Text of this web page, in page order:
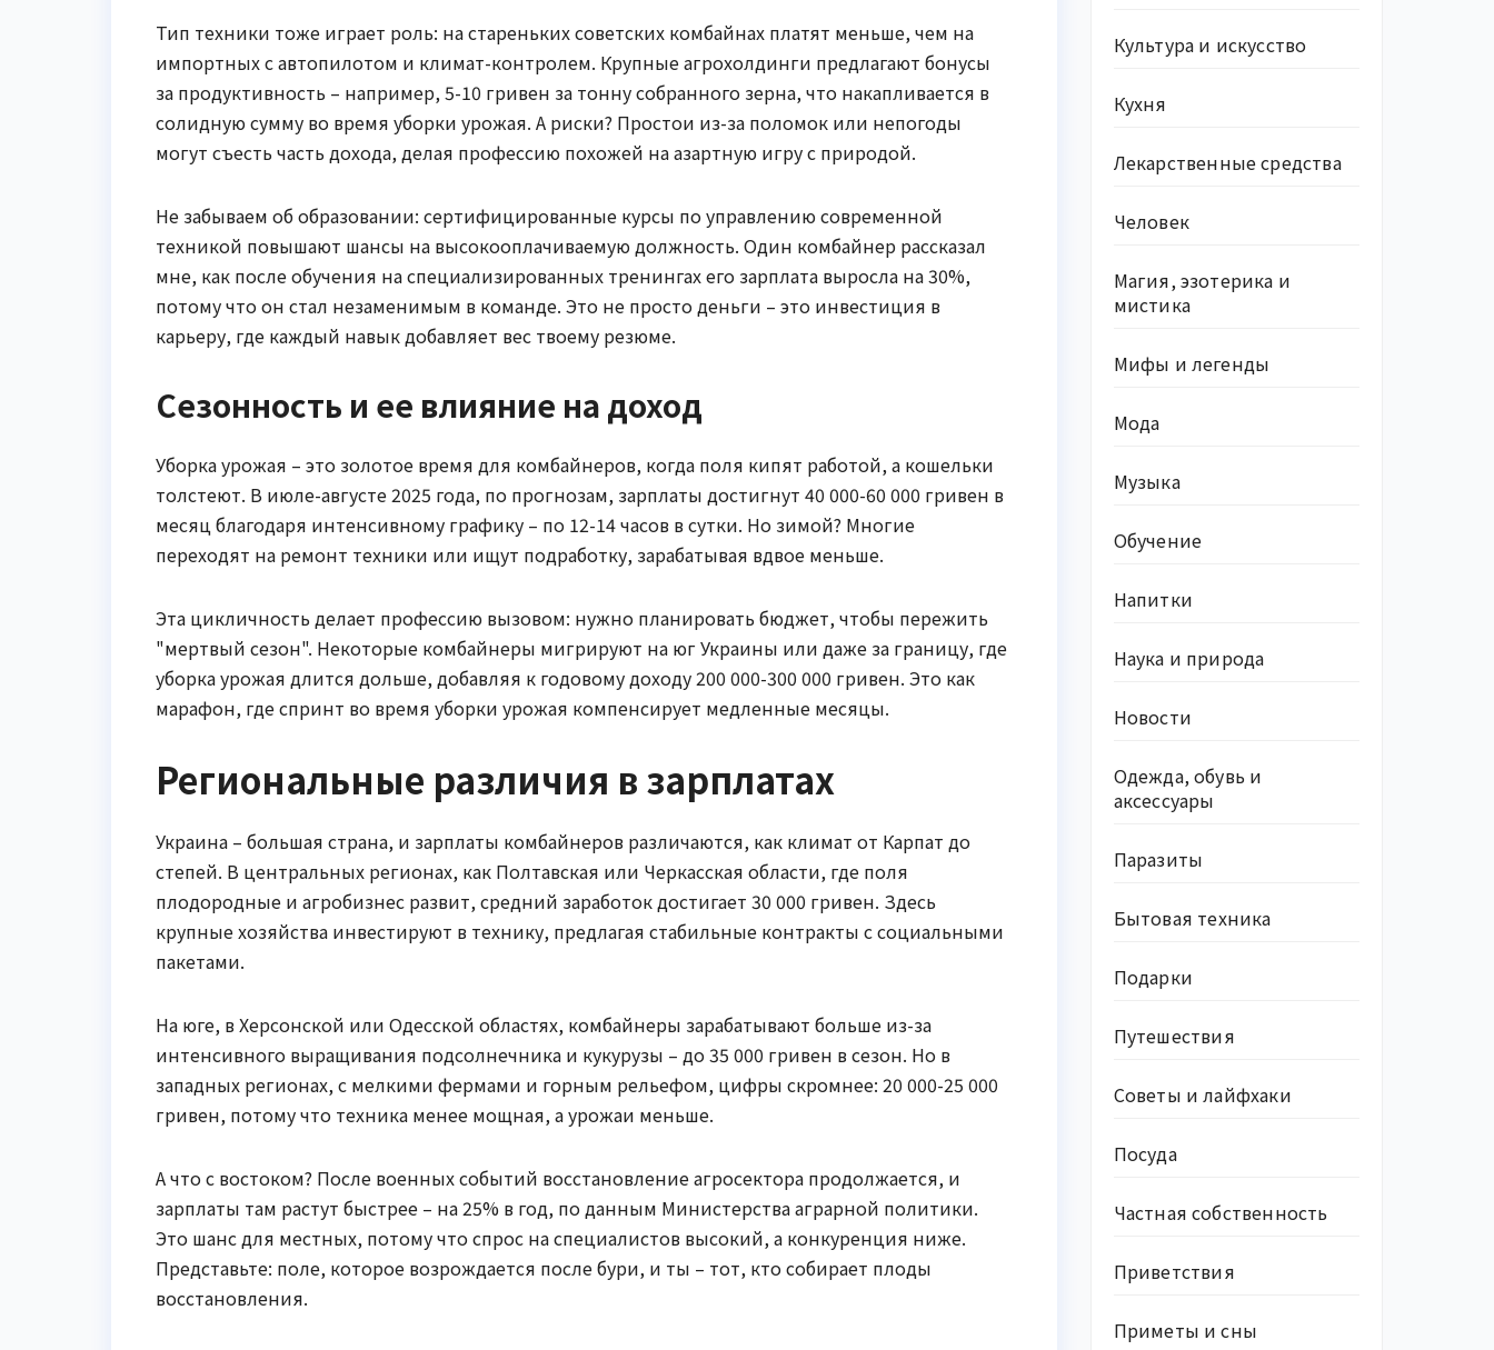
Тип техники тоже играет роль: на стареньких советских комбайнах платят меньше, чем на
импортных с автопилотом и климат-контролем. Крупные агрохолдинги предлагают бонусы
за продуктивность – например, 5-10 гривен за тонну собранного зерна, что накапливается в
солидную сумму во время уборки урожая. А риски? Простои из-за поломок или непогоды
могут съесть часть дохода, делая профессию похожей на азартную игру с природой.
Не забываем об образовании: сертифицированные курсы по управлению современной
техникой повышают шансы на высокооплачиваемую должность. Один комбайнер рассказал
мне, как после обучения на специализированных тренингах его зарплата выросла на 30%,
потому что он стал незаменимым в команде. Это не просто деньги – это инвестиция в
карьеру, где каждый навык добавляет вес твоему резюме.
Сезонность и ее влияние на доход
Уборка урожая – это золотое время для комбайнеров, когда поля кипят работой, а кошельки
толстеют. В июле-августе 2025 года, по прогнозам, зарплаты достигнут 40 000-60 000 гривен в
месяц благодаря интенсивному графику – по 12-14 часов в сутки. Но зимой? Многие
переходят на ремонт техники или ищут подработку, зарабатывая вдвое меньше.
Эта цикличность делает профессию вызовом: нужно планировать бюджет, чтобы пережить
"мертвый сезон". Некоторые комбайнеры мигрируют на юг Украины или даже за границу, где
уборка урожая длится дольше, добавляя к годовому доходу 200 000-300 000 гривен. Это как
марафон, где спринт во время уборки урожая компенсирует медленные месяцы.
Региональные различия в зарплатах
Украина – большая страна, и зарплаты комбайнеров различаются, как климат от Карпат до
степей. В центральных регионах, как Полтавская или Черкасская области, где поля
плодородные и агробизнес развит, средний заработок достигает 30 000 гривен. Здесь
крупные хозяйства инвестируют в технику, предлагая стабильные контракты с социальными
пакетами.
На юге, в Херсонской или Одесской областях, комбайнеры зарабатывают больше из-за
интенсивного выращивания подсолнечника и кукурузы – до 35 000 гривен в сезон. Но в
западных регионах, с мелкими фермами и горным рельефом, цифры скромнее: 20 000-25 000
гривен, потому что техника менее мощная, а урожаи меньше.
А что с востоком? После военных событий восстановление агросектора продолжается, и
зарплаты там растут быстрее – на 25% в год, по данным Министерства аграрной политики.
Это шанс для местных, потому что спрос на специалистов высокий, а конкуренция ниже.
Представьте: поле, которое возрождается после бури, и ты – тот, кто собирает плоды
восстановления.
Культура и искусство
Кухня
Лекарственные средства
Человек
Магия, эзотерика и
мистика
Мифы и легенды
Мода
Музыка
Обучение
Напитки
Наука и природа
Новости
Одежда, обувь и
аксессуары
Паразиты
Бытовая техника
Подарки
Путешествия
Советы и лайфхаки
Посуда
Частная собственность
Приветствия
Приметы и сны